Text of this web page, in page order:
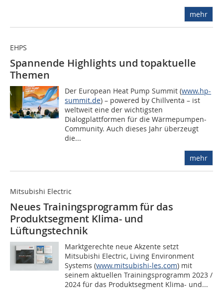
mehr
EHPS
Spannende Highlights und topaktuelle
Themen
Der European Heat Pump Summit (www.hp-
summit.de) – powered by Chillventa – ist
weltweit eine der wichtigsten
Dialogplattformen für die Wärmepumpen-
Community. Auch dieses Jahr überzeugt
die...
mehr
Mitsubishi Electric
Neues Trainingsprogramm für das
Produktsegment Klima- und
Lüftungstechnik
Marktgerechte neue Akzente setzt
Mitsubishi Electric, Living Environment
Systems (www.mitsubishi-les.com) mit
seinem aktuellen Trainingsprogramm 2023 /
2024 für das Produktsegment Klima- und...